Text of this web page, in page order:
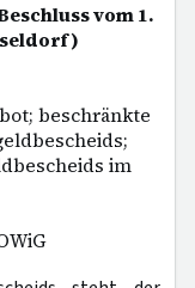
vom 1.
beschränkte
im